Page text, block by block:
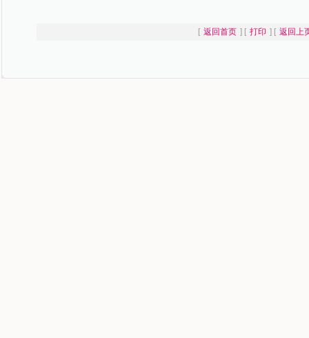
[ 返回首页 ] [ 打印 ] [ 返回上